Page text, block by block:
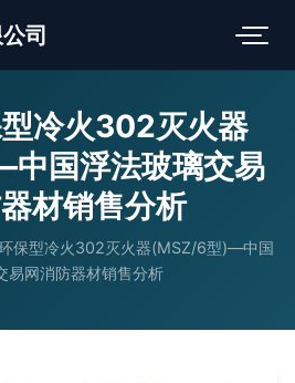
司
冷火302灭火器
国浮法玻璃交易
材销售分析
保型冷火302灭火器(MSZ/6型)—中国
易网消防器材销售分析